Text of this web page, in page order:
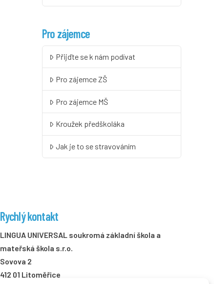
Pro zájemce
Přijďte se k nám podívat
Pro zájemce ZŠ
Pro zájemce MŠ
Kroužek předškoláka
Jak je to se stravováním
Rychlý kontakt
LINGUA UNIVERSAL soukromá základní škola a
mateřská škola s.r.o.
Sovova 2
412 01 Litoměřice